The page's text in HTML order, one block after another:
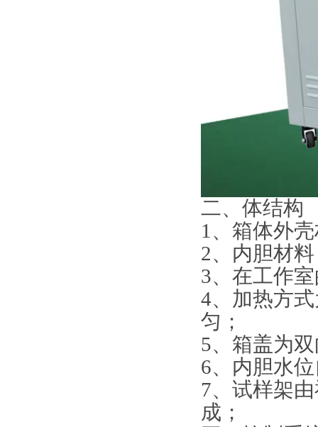
二、 体结构
1、箱体外
2、内胆材
3、在工作
4、加热方
匀；
5、箱盖为
6、内胆水
7、试样架
成；